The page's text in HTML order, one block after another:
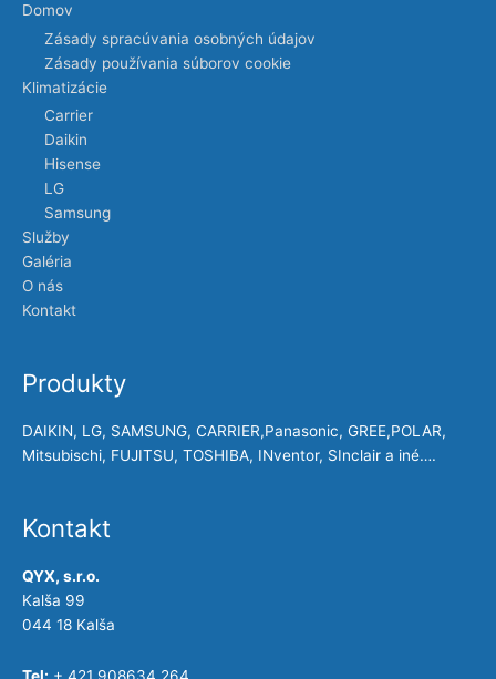
Domov
Zásady spracúvania osobných údajov
Zásady používania súborov cookie
Klimatizácie
Carrier
Daikin
Hisense
LG
Samsung
Služby
Galéria
O nás
Kontakt
Produkty
DAIKIN, LG, SAMSUNG, CARRIER,Panasonic, GREE,POLAR,
Mitsubischi, FUJITSU, TOSHIBA, INventor, SInclair a iné….
Kontakt
QYX, s.r.o.
Kalša 99
044 18 Kalša
Tel: + 421 908634 264